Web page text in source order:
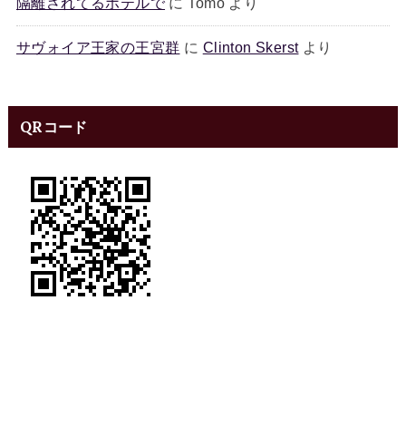
サヴォイア王家の王宮群 に Clinton Skerstより
QRコード